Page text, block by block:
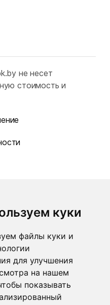
куки
файлы куки и
для улучшения
на нашем
показывать
не несет
стоимость и
г. Минск, пр-т Газеты
.